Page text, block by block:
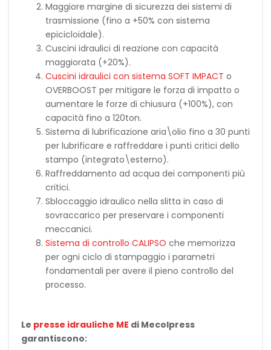
Maggiore margine di sicurezza dei sistemi di
trasmissione (fino a +50% con sistema
epicicloidale).
Cuscini idraulici di reazione con capacità
maggiorata (+20%).
Cuscini idraulici con sistema SOFT IMPACT o
OVERBOOST per mitigare le forza di impatto o
aumentare le forze di chiusura (+100%), con
capacità fino a 120ton.
Sistema di lubrificazione aria\olio fino a 30 punti
per lubrificare e raffreddare i punti critici dello
stampo (integrato\esterno).
Raffreddamento ad acqua dei componenti più
critici.
Sbloccaggio idraulico nella slitta in caso di
sovraccarico per preservare i componenti
meccanici.
Sistema di controllo CALIPSO che memorizza
per ogni ciclo di stampaggio i parametri
fondamentali per avere il pieno controllo del
processo.
Le presse idrauliche ME di Mecolpress
garantiscono: